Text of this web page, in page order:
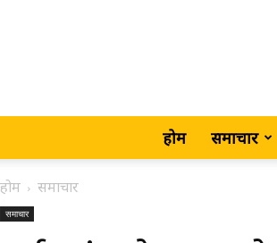
होम समाचार
होम समाचार
समाचार